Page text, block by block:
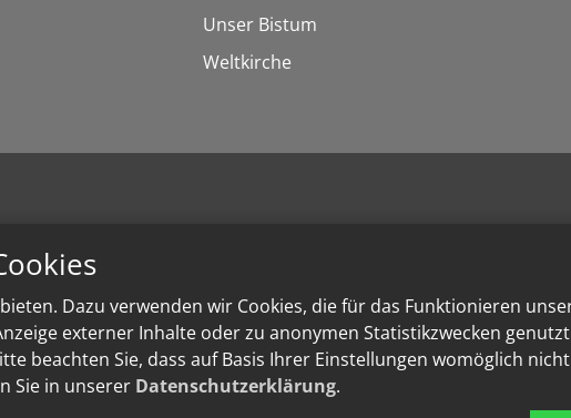
Dazu verwenden wir Cookies, die für das Funktionieren
externer Inhalte oder zu anonymen Statistikzwecken
beachten Sie, dass auf Basis Ihrer Einstellungen womöglich
Sie in unserer Datenschutzerklärung.
Unser Bistum
Weltkirche